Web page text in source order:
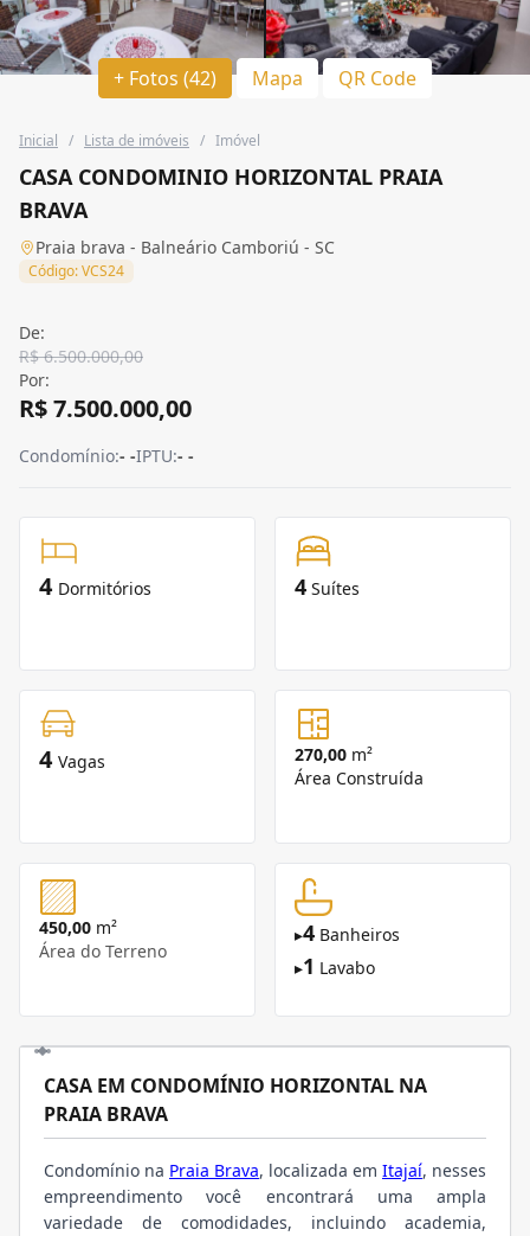
+ Fotos (42) Mapa QR Code
Inicial / Lista de imóveis / Imóvel
CASA CONDOMINIO HORIZONTAL PRAIA
BRAVA
Praia brava - Balneário Camboriú - SC
Código: VCS24
De:
R$ 6.500.000,00
Por:
R$ 7.500.000,00
Condomínio:- -IPTU:- -
4 Dormitórios 4 Suítes
4 Vagas 270,00 m²
Área Construída
450,00 m²
Área do Terreno
▸4 Banheiros
▸1 Lavabo
CASA EM CONDOMÍNIO HORIZONTAL NA
PRAIA BRAVA
Condomínio na Praia Brava, localizada em Itajaí, nesses
empreendimento você encontrará uma ampla
variedade de comodidades, incluindo academia,